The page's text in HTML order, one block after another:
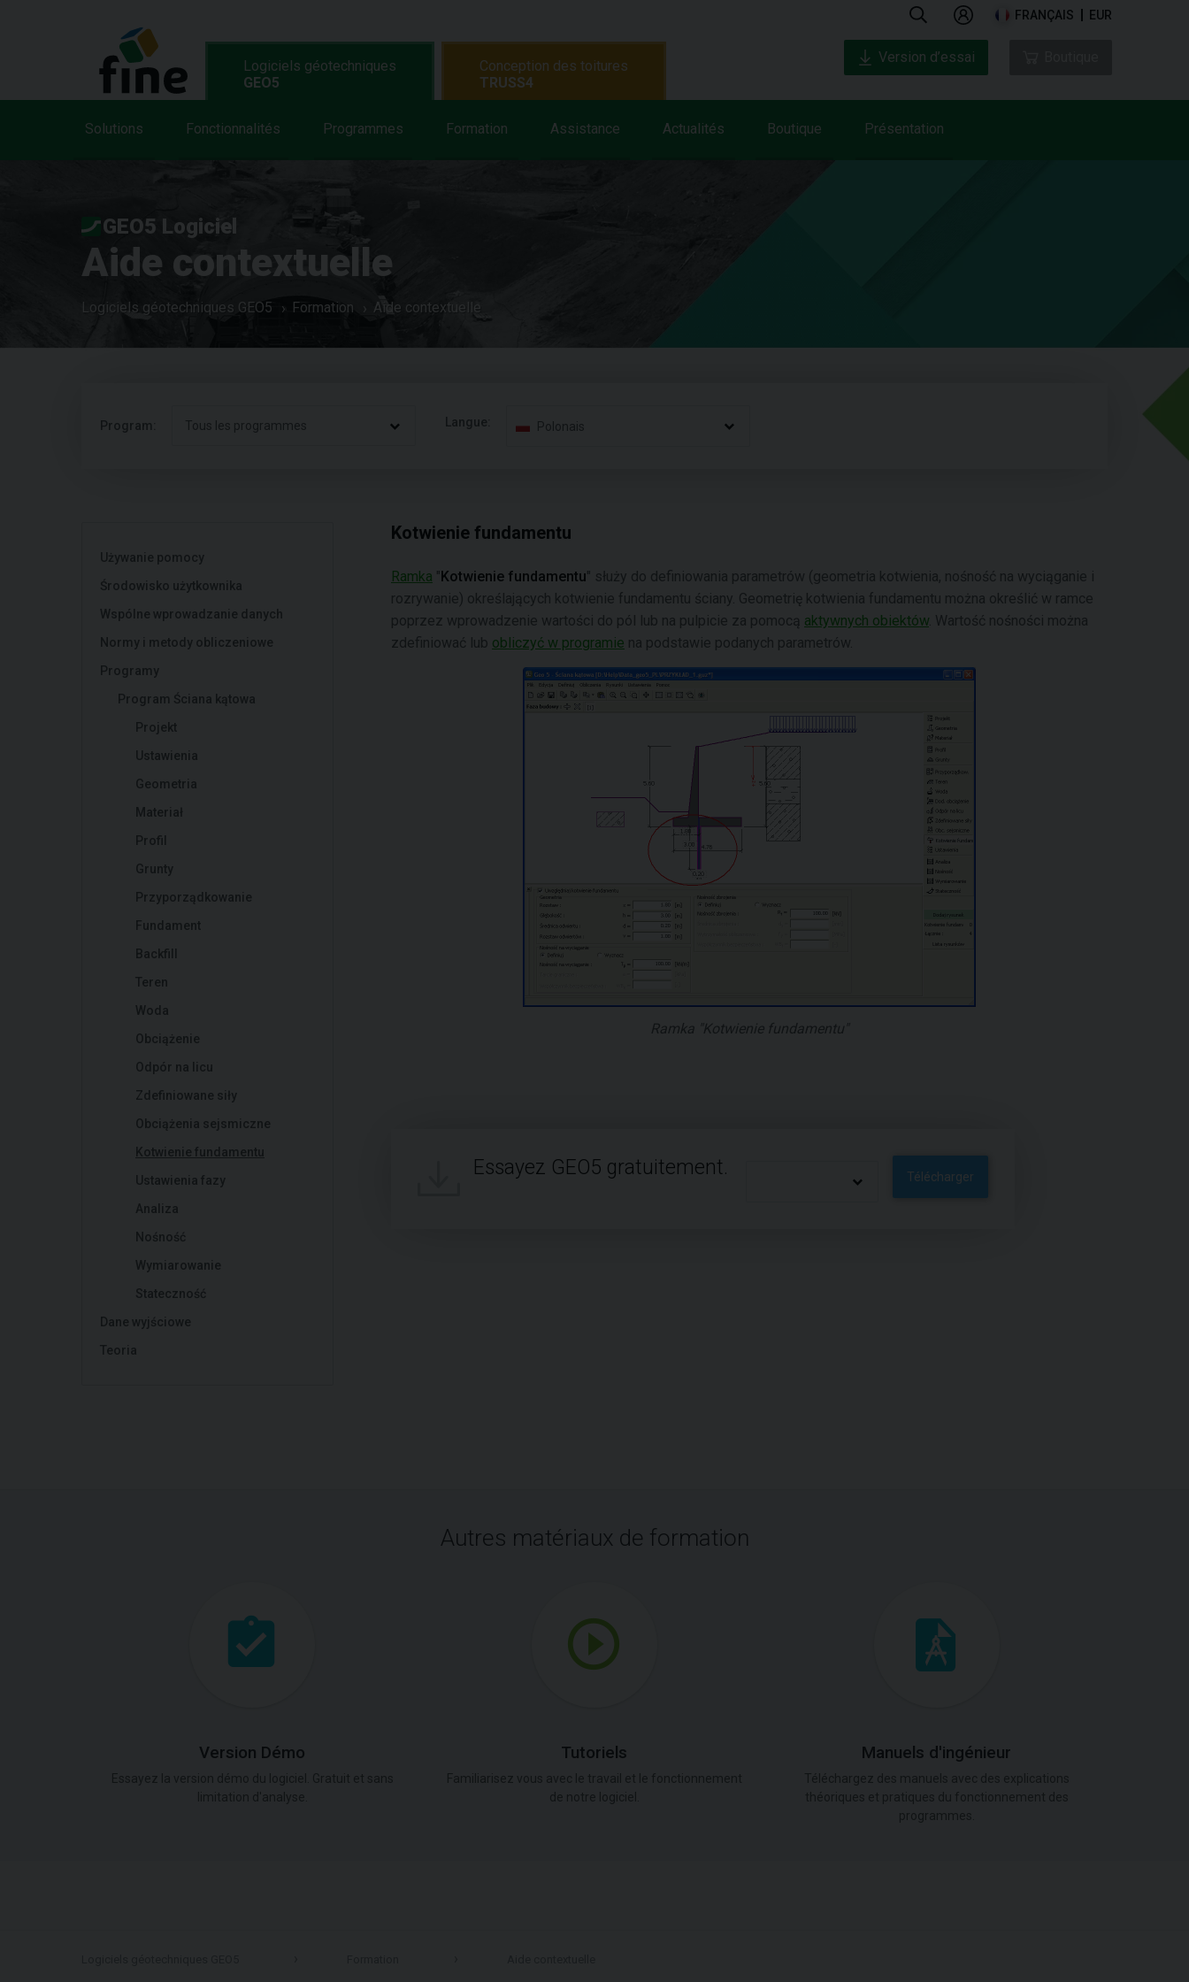
FRANÇAIS EUR
Logiciels géotechniques
GEO5
Solutions Fonctionnalités Programmes Formation Assistance Actualités Boutique Présentation
Conception des toitures
TRUSS4
Version d’essai
GEO5 Logiciel
Aide contextuelle
Logiciels géotechniques GEO5 Formation Aide contextuelle
Program: Tous les programmes Langue: Polonais
Używanie pomocy
Środowisko użytkownika
Wspólne wprowadzanie danych
Normy i metody obliczeniowe
Programy
Program Ściana kątowa
Projekt
Ustawienia
Geometria
Materiał
Profil
Grunty
Przyporządkowanie
Fundament
Backfill
Teren
Woda
Obciążenie
Odpór na licu
Zdefiniowane siły
Obciążenia sejsmiczne
Kotwienie fundamentu
Ustawienia fazy
Analiza
Nośność
Wymiarowanie
Stateczność
Dane wyjściowe
Teoria
Kotwienie fundamentu
Ramka "Kotwienie fundamentu" służy do definiowania parametrów (geometria kotwienia, nośność na wyciąganie i
rozrywanie) określających kotwienie fundamentu ściany. Geometrię kotwienia fundamentu można określić w ramce
poprzez wprowadzenie wartości do pól lub na pulpicie za pomocą aktywnych obiektów . Wartość nośności można
zdefiniować lub obliczyć w programie na podstawie podanych parametrów.
Ramka "Kotwienie fundamentu"
Essayez GEO5 gratuitement. Télécharger
Autres matériaux de formation
Version Démo Tutoriels Manuels d'ingénieur